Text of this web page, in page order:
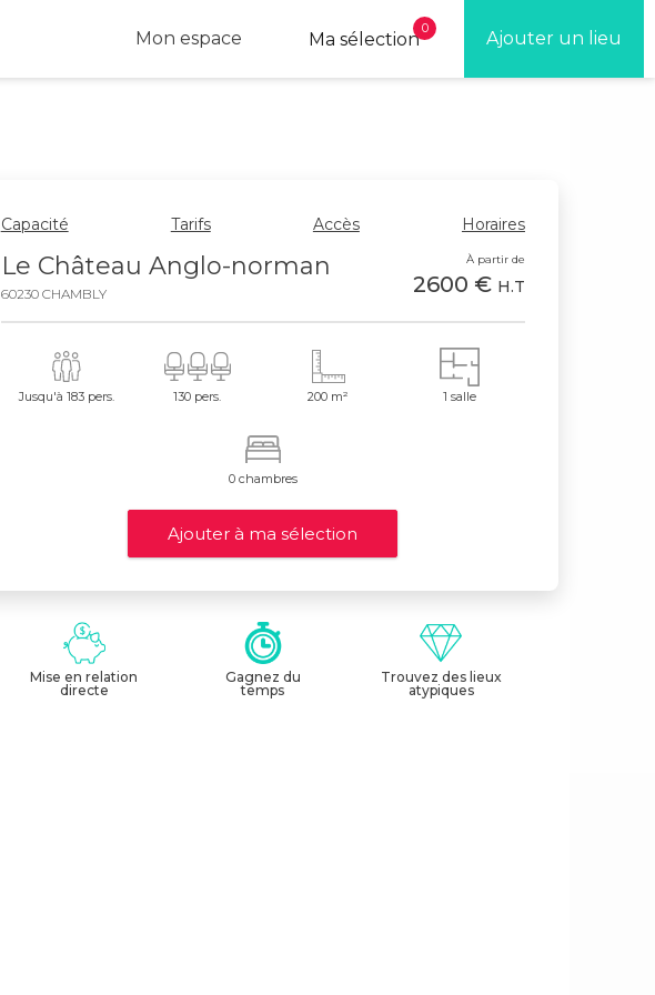
Ajouter un lieu
Ma sélection
0
Mon espace
Capacité Tarifs Accès Horaires
Le Château Anglo-norman
60230 CHAMBLY
À partir de
2600 € H.T
Jusqu'à 183 pers. 130 pers. 200 m² 1 salle
0 chambres
Mise en relation
directe
Gagnez du
temps
Trouvez des lieux
atypiques